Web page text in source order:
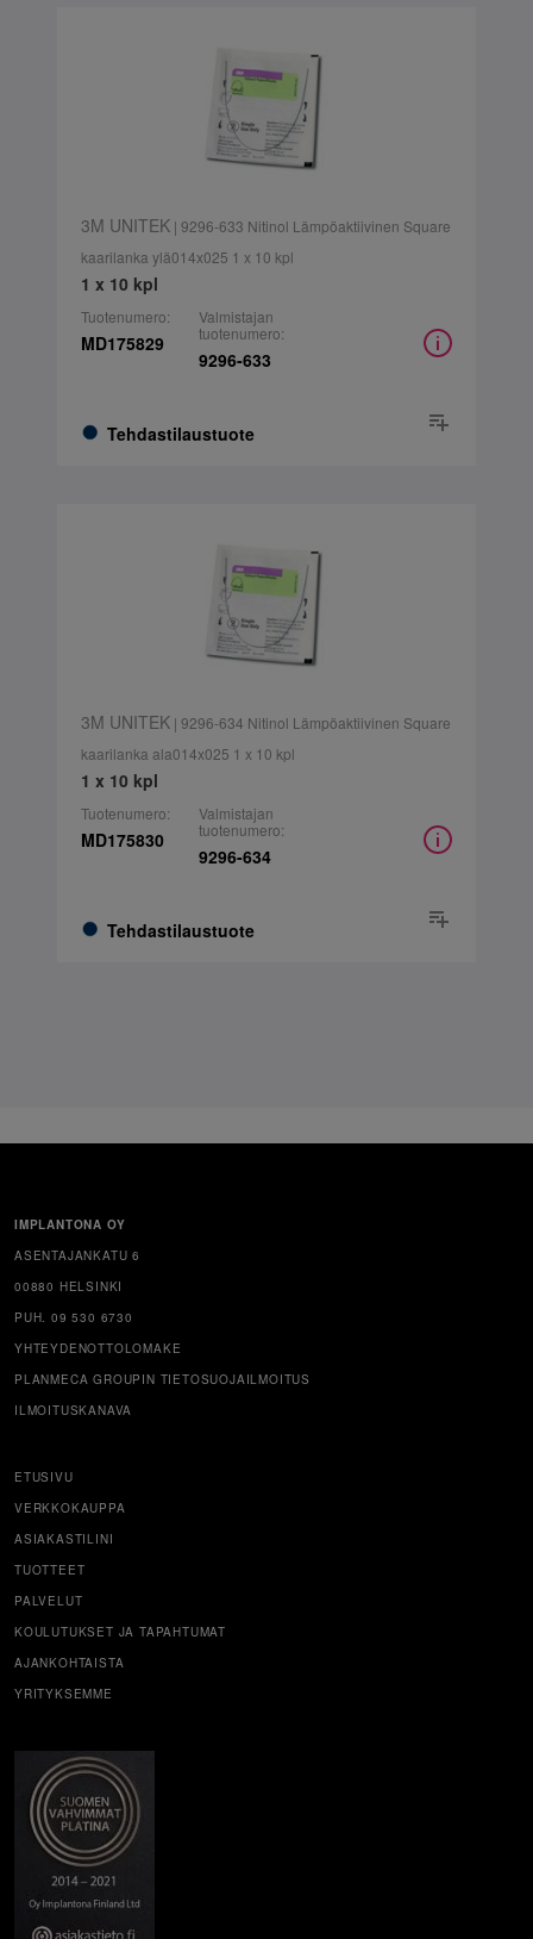
3M UNITEK| 9296-633 Nitinol Lämpöaktiivinen Square
kaarilanka ylä014x025 1 x 10 kpl
1 x 10 kpl
Tuotenumero:
MD175829
Tehdastilaustuote
Valmistajan
tuotenumero:
9296-633
3M UNITEK| 9296-634 Nitinol Lämpöaktiivinen Square
kaarilanka ala014x025 1 x 10 kpl
1 x 10 kpl
Tuotenumero:
MD175830
Tehdastilaustuote
Valmistajan
tuotenumero:
9296-634
IMPLANTONA OY
ASENTAJANKATU 6
00880 HELSINKI
PUH. 09 530 6730
YHTEYDENOTTOLOMAKE
PLANMECA GROUPIN TIETOSUOJAILMOITUS
ILMOITUSKANAVA
ETUSIVU
VERKKOKAUPPA
ASIAKASTILINI
TUOTTEET
PALVELUT
KOULUTUKSET JA TAPAHTUMAT
AJANKOHTAISTA
YRITYKSEMME